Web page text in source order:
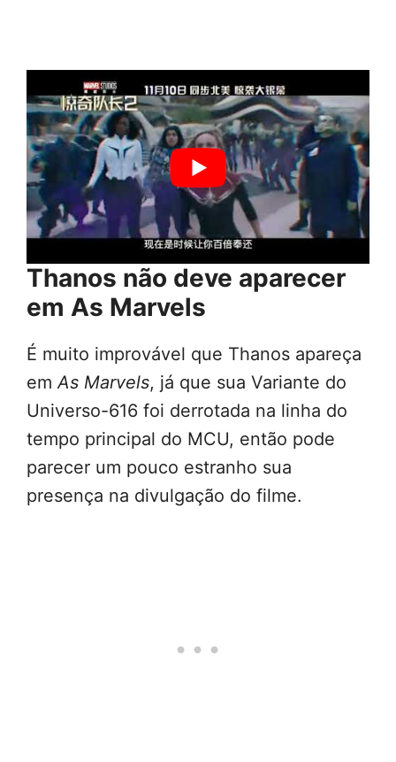
Thanos não deve aparecer
em As Marvels
É muito improvável que Thanos apareça
em As Marvels, já que sua Variante do
Universo-616 foi derrotada na linha do
tempo principal do MCU, então pode
parecer um pouco estranho sua
presença na divulgação do filme.